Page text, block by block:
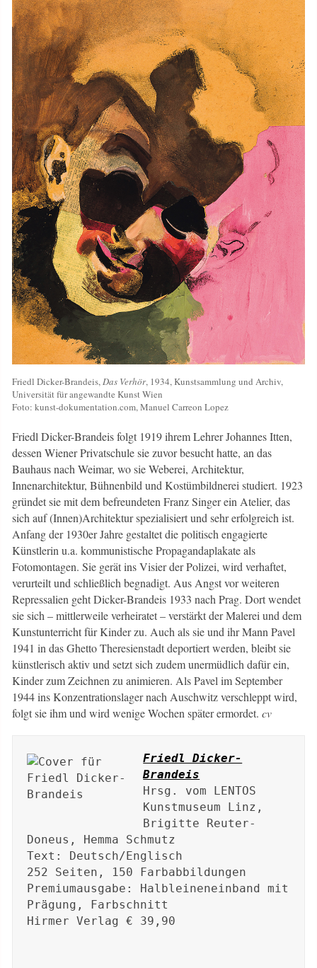
Friedl Dicker-Brandeis,Das Verhör, 1934, Kunstsammlung und Archiv,
Universität für angewandte Kunst Wien
Foto: kunst-dokumentation.com, Manuel Carreon Lopez
Friedl Dicker-Brandeis folgt 1919 ihrem Lehrer Johannes Itten,
dessen Wiener Privatschule sie zuvor besucht hatte, an das
Bauhaus nach Weimar, wo sie Weberei, Architektur,
Innenarchitektur, Bühnenbild und Kostümbildnerei studiert. 1923
gründet sie mit dem befreundeten Franz Singer ein Atelier, das
sich auf (Innen)Architektur spezialisiert und sehr erfolgreich ist.
Anfang der 1930er Jahre gestaltet die politisch engagierte
Künstlerin u.a. kommunistische Propagandaplakate als
Fotomontagen. Sie gerät ins Visier der Polizei, wird verhaftet,
verurteilt und schließlich begnadigt. Aus Angst vor weiteren
Repressalien geht Dicker-Brandeis 1933 nach Prag. Dort wendet
sie sich – mittlerweile verheiratet – verstärkt der Malerei und dem
Kunstunterricht für Kinder zu. Auch als sie und ihr Mann Pavel
1941 in das Ghetto Theresienstadt deportiert werden, bleibt sie
künstlerisch aktiv und setzt sich zudem unermüdlich dafür ein,
Kinder zum Zeichnen zu animieren. Als Pavel im September
1944 ins Konzentrationslager nach Auschwitz verschleppt wird,
folgt sie ihm und wird wenige Wochen später ermordet.cv
Friedl Dicker-
Brandeis
Hrsg. vom LENTOS
Kunstmuseum Linz,
Brigitte Reuter-
Doneus, Hemma Schmutz
Text: Deutsch/Englisch
252 Seiten, 150 Farbabbildungen
Premiumausgabe: Halbleineneinband mit
Prägung, Farbschnitt
Hirmer Verlag € 39,90